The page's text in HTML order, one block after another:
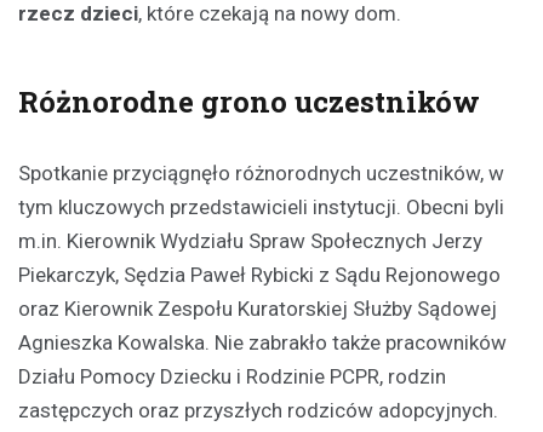
rzecz dzieci, które czekają na nowy dom.
Różnorodne grono uczestników
Spotkanie przyciągnęło różnorodnych uczestników, w
tym kluczowych przedstawicieli instytucji. Obecni byli
m.in. Kierownik Wydziału Spraw Społecznych Jerzy
Piekarczyk, Sędzia Paweł Rybicki z Sądu Rejonowego
oraz Kierownik Zespołu Kuratorskiej Służby Sądowej
Agnieszka Kowalska. Nie zabrakło także pracowników
Działu Pomocy Dziecku i Rodzinie PCPR, rodzin
zastępczych oraz przyszłych rodziców adopcyjnych.